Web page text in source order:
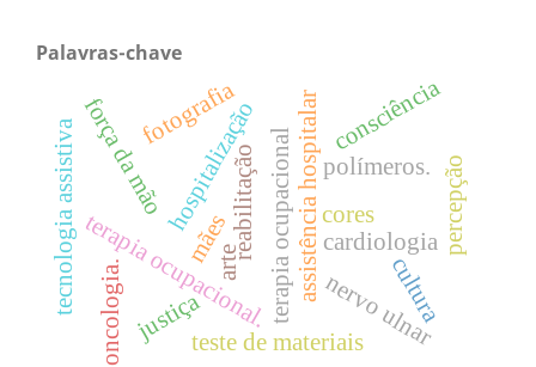
Palavras-chave
assistência hospitalarcardiologia
hospitalização
terapia ocupacional.
teste de materiais
reabilitação polímeros.
nervo ulnar
força da mão terapia ocupacional
consciência
percepção
justiça
cores
fotografia
tecnologia assistiva oncologia.
mães
cultura
arte